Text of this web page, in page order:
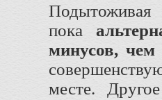
пока
минусов,
месте.